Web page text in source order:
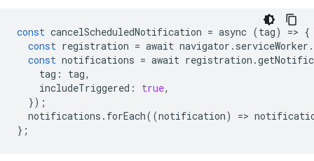
const cancelScheduledNotification = async (tag) => {
const registration = await navigator . serviceWorker .
const notifications = await registration .
tag : tag,
includeTriggered : true,
});
notifications . forEach((notification) =>
};